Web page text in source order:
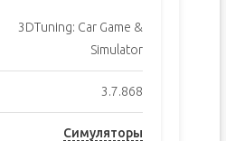
3DTuning: Car Game &
Simulator
3.7.868
Симуляторы